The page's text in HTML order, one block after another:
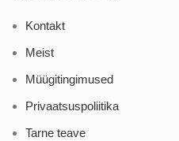
Kontakt
Meist
Müügitingimused
Privaatsuspoliitika
Tarne teave